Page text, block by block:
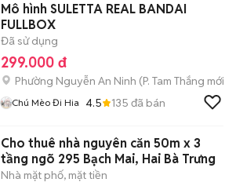
Mô hình SULETTA REAL BANDAI
FULLBOX
Đã sử dụng
299.000 đ
Phường Nguyễn An Ninh (P. Tam Thắng mới)
Chú Mèo Đi Hia 4.5 135 đã bán
Cho thuê nhà nguyên căn 50m x 3
tầng ngõ 295 Bạch Mai, Hai Bà Trưng
Nhà mặt phố, mặt tiền